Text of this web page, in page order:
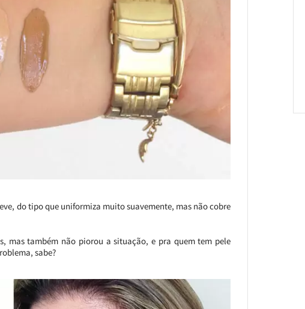
do tipo que uniformiza muito suavemente, mas não cobre
mas também não piorou a situação, e pra quem tem pele
sabe?